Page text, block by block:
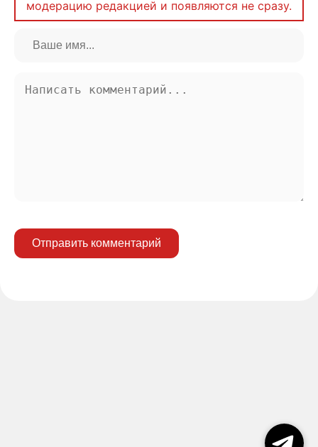
модерацию редакцией и появляются не сразу.
Отправить комментарий